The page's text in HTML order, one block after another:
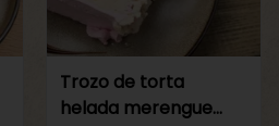
Trozo de torta
helada merengue